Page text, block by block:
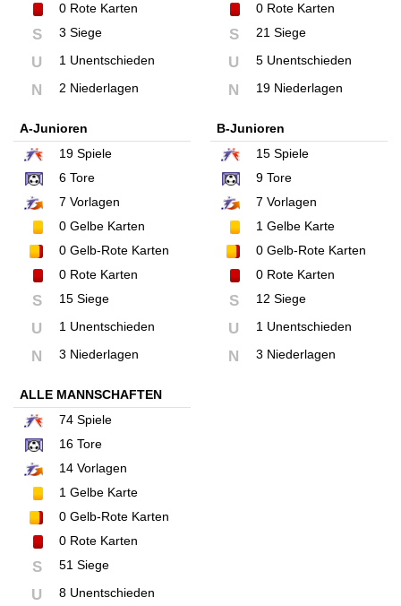
0 Rote Karten
S 3 Siege
U 1 Unentschieden
N 2 Niederlagen
0Rote Karten
S 21 Siege
U 5 Unentschieden
N 19 Niederlagen
A-Junioren
19 Spiele
6 Tore
7 Vorlagen
0 Gelbe Karten
0 Gelb-Rote Karten
0 Rote Karten
S 15 Siege
U 1 Unentschieden
N 3 Niederlagen
B-Junioren
15Spiele
9Tore
7 Vorlagen
1Gelbe Karte
0Gelb-Rote Karten
0Rote Karten
S 12 Siege
U 1 Unentschieden
N 3 Niederlagen
ALLE MANNSCHAFTEN
74 Spiele
16 Tore
14 Vorlagen
1 Gelbe Karte
0 Gelb-Rote Karten
0 Rote Karten
S 51 Siege
U 8 Unentschieden